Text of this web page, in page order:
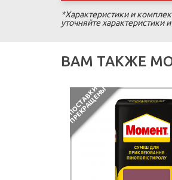
*Характеристики и
уточняйте
ВАМ ТАКЖЕ
П
О
С
Т
А
В
К
И
П
Р
Е
К
Р
А
Щ
Е
Н
Ы